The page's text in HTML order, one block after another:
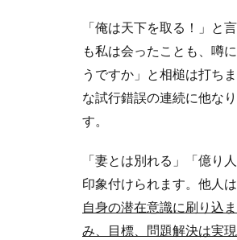
「俺は天下を取る！」と
も私は会ったことも、噂
うですか」と相槌は打ち
な試行錯誤の連続に他な
す。
「妻とは別れる」「億り
印象付けられます。他人
自身の潜在意識に刷り込
み、目標、問題解決は実